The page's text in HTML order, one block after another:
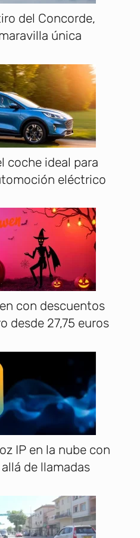
del Concorde,
única
coche ideal para
eléctrico
con descuentos
desde 27,75 euros
IP en la nube con
de llamadas